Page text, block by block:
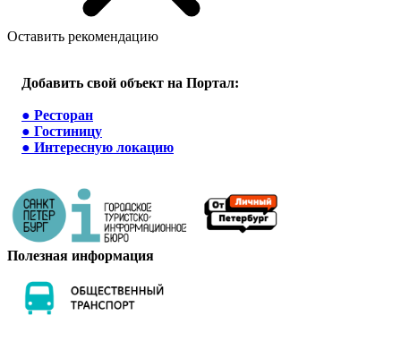
Оставить рекомендацию
Добавить свой объект на Портал:
● Ресторан
● Гостиницу
● Интересную локацию
Полезная информация